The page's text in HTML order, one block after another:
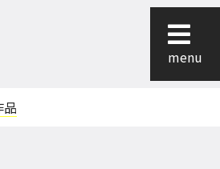
menu
品